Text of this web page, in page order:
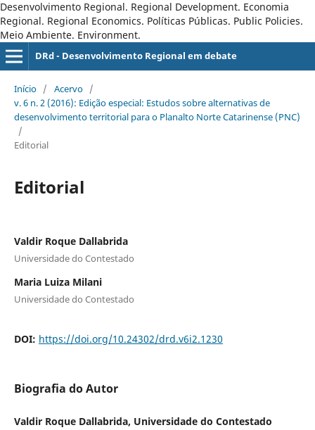
Desenvolvimento Regional. Regional Development. Economia
Regional. Regional Economics. Políticas Públicas. Public Policies.
Meio Ambiente. Environment.
DRd - Desenvolvimento Regional em debate
Início / Acervo /
v. 6 n. 2 (2016): Edição especial: Estudos sobre alternativas de
desenvolvimento territorial para o Planalto Norte Catarinense (PNC)
/
Editorial
Editorial
Valdir Roque Dallabrida
Universidade do Contestado
Maria Luiza Milani
Universidade do Contestado
DOI: https://doi.org/10.24302/drd.v6i2.1230
Biografia do Autor
Valdir Roque Dallabrida, Universidade do Contestado